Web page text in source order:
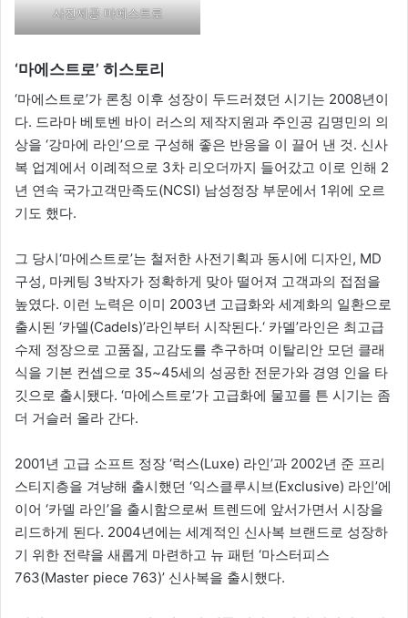
사진제공 마에스트로
‘마에스트로’ 히스토리
‘마에스트로’가 론칭 이후 성장이 두드러졌던 시기는 2008년이
다. 드라마 베토벤 바이 러스의 제작지원과 주인공 김명민의 의
상을 ‘강마에 라인’으로 구성해 좋은 반응을 이 끌어 낸 것. 신사
복 업계에서 이례적으로 3차 리오더까지 들어갔고 이로 인해 2
년 연속 국가고객만족도(NCSI) 남성정장 부문에서 1위에 오르
기도 했다.
그 당시‘마에스트로’는 철저한 사전기획과 동시에 디자인, MD
구성, 마케팅 3박자가 정확하게 맞아 떨어져 고객과의 접점을
높였다. 이런 노력은 이미 2003년 고급화와 세계화의 일환으로
출시된 ‘카델(Cadels)’라인부터 시작된다.‘ 카델’라인은 최고급
수제 정장으로 고품질, 고감도를 추구하며 이탈리안 모던 클래
식을 기본 컨셉으로 35~45세의 성공한 전문가와 경영 인을 타
깃으로 출시됐다. ‘마에스트로’가 고급화에 물꼬를 튼 시기는 좀
더 거슬러 올라 간다.
2001년 고급 소프트 정장 ‘럭스(Luxe) 라인’과 2002년 준 프리
스티지층을 겨냥해 출시했던 ‘익스클루시브(Exclusive) 라인’에
이어 ‘카델 라인’을 출시함으로써 트렌드에 앞서가면서 시장을
리드하게 된다. 2004년에는 세계적인 신사복 브랜드로 성장하
기 위한 전략을 새롭게 마련하고 뉴 패턴 ‘마스터피스
763(Master piece 763)’ 신사복을 출시했다.